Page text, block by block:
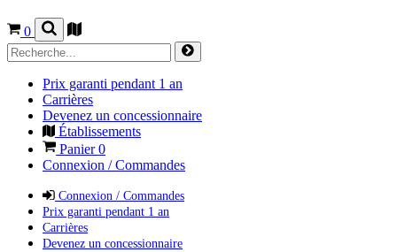
0
Prix garanti pendant 1 an
Carrières
Devenez un concessionnaire
Établissements
Panier0
Connexion / Commandes
Connexion / Commandes
Prix garanti pendant 1 an
Carrières
Devenez un concessionnaire